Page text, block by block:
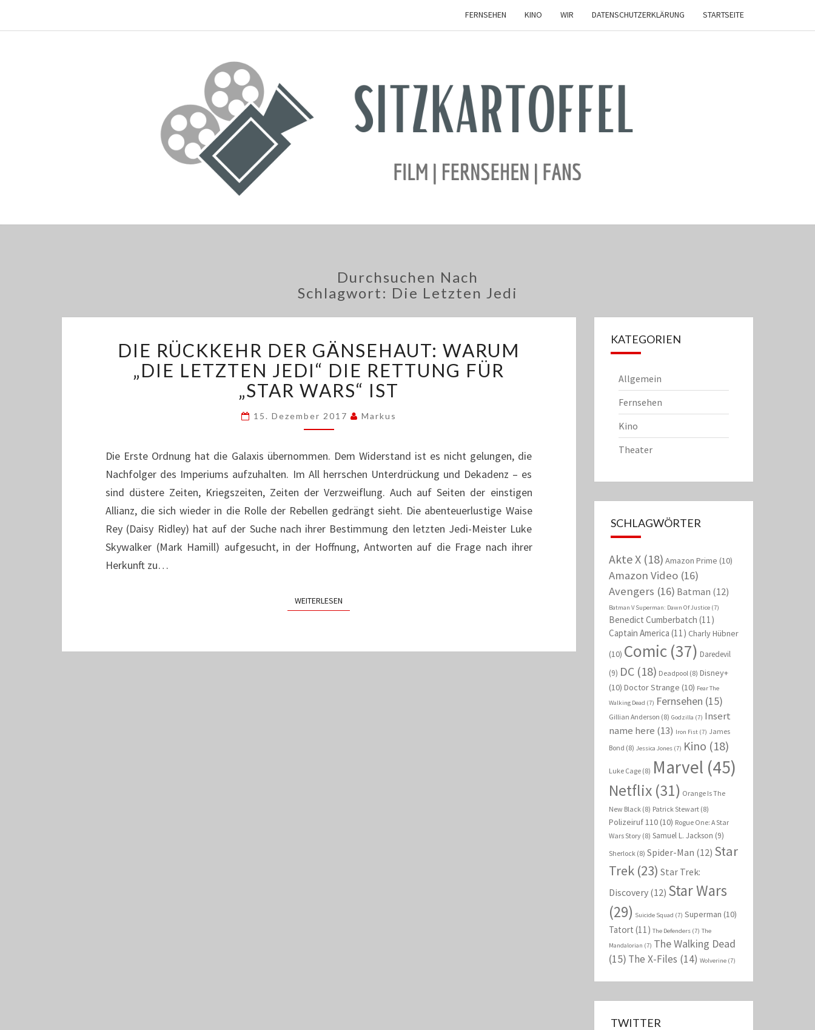
FERNSEHEN KINO WIR DATENSCHUTZERKLÄRUNG STARTSEITE
Durchsuchen Nach
Schlagwort: Die Letzten Jedi
RÜCKKEHR
DER
GÄNSEHAUT:
WARUM
„DIE
LETZTEN
DIE
RETTUNG
FÜR
WARS“
IST
DIE RÜCKKEHR DER GÄNSEHAUT: WARUM
„DIE LETZTEN JEDI“ DIE RETTUNG FÜR
„STAR WARS“ IST
15. Dezember 2017 Markus
Die Erste Ordnung hat die Galaxis übernommen. Dem Widerstand ist es nicht gelungen, die
Nachfolger des Imperiums aufzuhalten. Im All herrschen Unterdrückung und Dekadenz – es
sind düstere Zeiten, Kriegszeiten, Zeiten der Verzweiflung. Auch auf Seiten der einstigen
Allianz, die sich wieder in die Rolle der Rebellen gedrängt sieht. Die abenteuerlustige Waise
Rey (Daisy Ridley) hat auf der Suche nach ihrer Bestimmung den letzten Jedi-Meister Luke
Skywalker (Mark Hamill) aufgesucht, in der Hoffnung, Antworten auf die Frage nach ihrer
Herkunft zu…
WEITERLESEN
KATEGORIEN
Allgemein
Fernsehen
Kino
Theater
SCHLAGWÖRTER
Akte X(18) Amazon Prime (10)
Amazon Video(16)
Avengers (16) Batman (12)
Batman V Superman: Dawn Of Justice(7)
Benedict Cumberbatch (11)
Captain America (11) Charly Hübner
(10) Comic(37) Daredevil
(9) DC(18) Deadpool(8) Disney+
(10) Doctor Strange (10) Fear The
Walking Dead (7) Fernsehen (15)
Gillian Anderson (8) Godzilla (7) Insert
name here (13) Iron Fist(7) James
Bond (8) Jessica Jones(7) Kino (18)
Luke Cage(8) Marvel (45)
Netflix(31) Orange Is The
New Black(8) Patrick Stewart(8)
Polizeiruf 110(10) Rogue One: A Star
Wars Story(8) Samuel L. Jackson (9)
Sherlock(8) Spider-Man (12) Star
Trek(23) Star Trek:
Discovery(12) Star Wars
(29) Suicide Squad (7) Superman (10)
Tatort (11) The Defenders(7) The
Mandalorian (7) The Walking Dead
(15) The X-Files (14) Wolverine(7)
TWITTER